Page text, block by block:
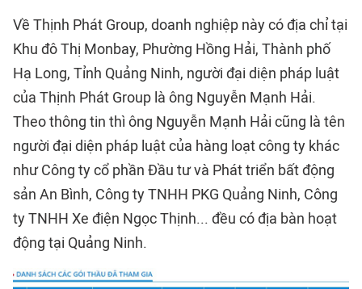
Về Thịnh Phát Group, doanh nghiệp này có địa chỉ tại
Khu đô Thị Monbay, Phường Hồng Hải, Thành phố
Hạ Long, Tỉnh Quảng Ninh, người đại diện pháp luật
của Thịnh Phát Group là ông Nguyễn Mạnh Hải.
Theo thông tin thì ông Nguyễn Mạnh Hải cũng là tên
người đại diện pháp luật của hàng loạt công ty khác
như Công ty cổ phần Đầu tư và Phát triển bất động
sản An Bình, Công ty TNHH PKG Quảng Ninh, Công
ty TNHH Xe điện Ngọc Thịnh... đều có địa bàn hoạt
động tại Quảng Ninh.